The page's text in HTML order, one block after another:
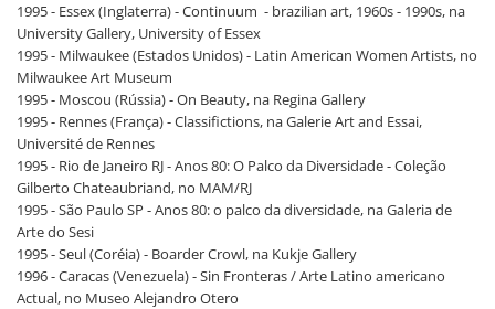
1995 - Essex (Inglaterra) - Continuum - brazilian art, 1960s - 1990s, na
University Gallery, University of Essex
1995 - Milwaukee (Estados Unidos) - Latin American Women Artists, no
Milwaukee Art Museum
1995 - Moscou (Rússia) - On Beauty, na Regina Gallery
1995 - Rennes (França) - Classifictions, na Galerie Art and Essai,
Université de Rennes
1995 - Rio de Janeiro RJ - Anos 80: O Palco da Diversidade - Coleção
Gilberto Chateaubriand, no MAM/RJ
1995 - São Paulo SP - Anos 80: o palco da diversidade, na Galeria de
Arte do Sesi
1995 - Seul (Coréia) - Boarder Crowl, na Kukje Gallery
1996 - Caracas (Venezuela) - Sin Fronteras / Arte Latino americano
Actual, no Museo Alejandro Otero